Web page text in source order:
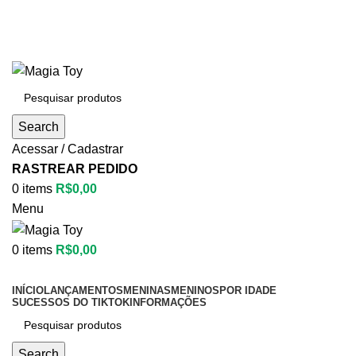
Search
Acessar / Cadastrar
RASTREAR PEDIDO
0 items R$0,00
Menu
0 items R$0,00
INÍCIOLANÇAMENTOSMENINASMENINOSPOR IDADE
SUCESSOS DO TIKTOKINFORMAÇÕES